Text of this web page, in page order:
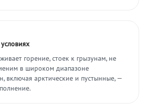
горение, стоек к грызунам, не
в широком диапазоне
включая арктические и пустынные, —